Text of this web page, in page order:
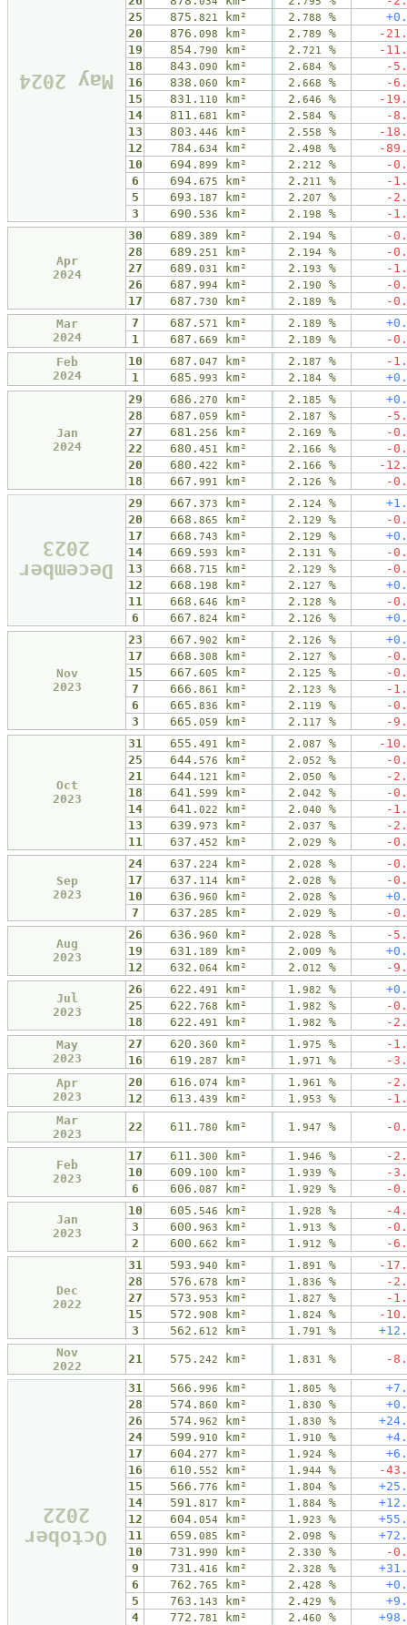
May 2024
25
875. 821 km² 2. 788 % +0 .
20
876. 098 km² 2. 789 % -21 .
19
854. 790 km² 2. 721 % -11 .
18
843. 090 km² 2. 684 % -5 .
16
838. 060 km² 2. 668 % -6 .
15
831. 110 km² 2. 646 % -19 .
14
811. 681 km² 2. 584 % -8 .
13
803. 446 km² 2. 558 % -18 .
12
784. 634 km² 2. 498 % -89 .
10
694. 899 km² 2. 212 % -0 .
6
694. 675 km² 2. 211 % -1 .
5
693. 187 km² 2. 207 % -2 .
3
690. 536 km² 2. 198 % -1 .
Apr
2024
30 689. 389 km² 2. 194 % -0 .
28
689. 251 km² 2. 194 % -0 .
27
689. 031 km² 2. 193 % -1 .
26
687. 994 km² 2. 190 % -0 .
17
687. 730 km² 2. 189 % -0 .
Mar
2024
7 687. 571 km² 2. 189 % +0 .
1
687. 669 km² 2. 189 % -0 .
Feb
2024
10 687. 047 km² 2. 187 % -1 .
1
685. 993 km² 2. 184 % +0 .
Jan
2024
29 686. 270 km² 2. 185 % +0 .
28
687. 059 km² 2. 187 % -5 .
27
681. 256 km² 2. 169 % -0 .
22
680. 451 km² 2. 166 % -0 .
20
680. 422 km² 2. 166 % -12 .
18
667. 991 km² 2. 126 % -0 .
December
2023
29 667. 373 km² 2. 124 % +1 .
20
668. 865 km² 2. 129 % -0 .
17
668. 743 km² 2. 129 % +0 .
14
669. 593 km² 2. 131 % -0 .
13
668. 715 km² 2. 129 % -0 .
12
668. 198 km² 2. 127 % +0 .
11
668. 646 km² 2. 128 % -0 .
6
667. 824 km² 2. 126 % +0 .
Nov
2023
23 667. 902 km² 2. 126 % +0 .
17
668. 308 km² 2. 127 % -0 .
15
667. 605 km² 2. 125 % -0 .
7
666. 861 km² 2. 123 % -1 .
6
665. 836 km² 2. 119 % -0 .
3
665. 059 km² 2. 117 % -9 .
Oct
2023
31 655. 491 km² 2. 087 % -10 .
25
644. 576 km² 2. 052 % -0 .
21
644. 121 km² 2. 050 % -2 .
18
641. 599 km² 2. 042 % -0 .
14
641. 022 km² 2. 040 % -1 .
13
639. 973 km² 2. 037 % -2 .
11
637. 452 km² 2. 029 % -0 .
Sep
2023
24 637. 224 km² 2. 028 % -0 .
17
637. 114 km² 2. 028 % -0 .
10
636. 960 km² 2. 028 % +0 .
7
637. 285 km² 2. 029 % -0 .
Aug
2023
26 636. 960 km² 2. 028 % -5 .
19
631. 189 km² 2. 009 % +0 .
12
632. 064 km² 2. 012 % -9 .
Jul
2023
26 622. 491 km² 1. 982 % +0 .
25
622. 768 km² 1. 982 % -0 .
18
622. 491 km² 1. 982 % -2 .
May
2023
27 620. 360 km² 1. 975 % -1 .
16
619. 287 km² 1. 971 % -3 .
Apr
2023
20 616. 074 km² 1. 961 % -2 .
12
613. 439 km² 1. 953 % -1 .
Mar
2023
22 611. 780 km² 1. 947 % -0 .
Feb
2023
17 611. 300 km² 1. 946 % -2 .
10
609. 100 km² 1. 939 % -3 .
6
606. 087 km² 1. 929 % -0 .
Jan
2023
10 605. 546 km² 1. 928 % -4 .
3
600. 963 km² 1. 913 % -0 .
2
600. 662 km² 1. 912 % -6 .
Dec
2022
31 593. 940 km² 1. 891 % -17 .
28
576. 678 km² 1. 836 % -2 .
27
573. 953 km² 1. 827 % -1 .
15
572. 908 km² 1. 824 % -10 .
3
562. 612 km² 1. 791 % +12 .
Nov
2022
21 575. 242 km² 1. 831 % -8 .
October
2022
31 566. 996 km² 1. 805 % +7 .
28
574. 860 km² 1. 830 % +0 .
26
574. 962 km² 1. 830 % +24 .
24
599. 910 km² 1. 910 % +4 .
17
604. 277 km² 1. 924 % +6 .
16
610. 552 km² 1. 944 % -43 .
15
566. 776 km² 1. 804 % +25 .
14
591. 817 km² 1. 884 % +12 .
12
604. 054 km² 1. 923 % +55 .
11
659. 085 km² 2. 098 % +72 .
10
731. 990 km² 2. 330 % -0 .
9
731. 416 km² 2. 328 % +31 .
6
762. 765 km² 2. 428 % +0 .
5
763. 143 km² 2. 429 % +9 .
4
772. 781 km² 2. 460 % +98 .